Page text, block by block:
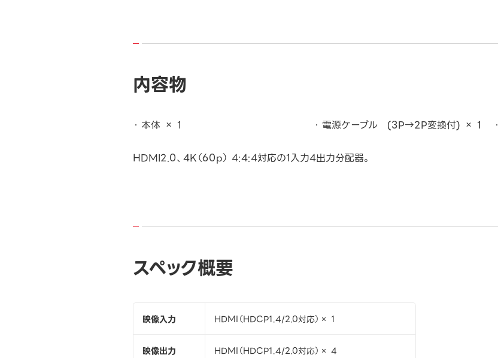
内容物
本体 × 1 電源ケーブル (3P→2P変換付) × 1
HDMI2.0、4K（60p） 4:4:4対応の1入力4出力分配器。
スペック概要
映像入力 HDMI（HDCP1.4/2.0対応）× 1
映像出力 HDMI（HDCP1.4/2.0対応）× 4